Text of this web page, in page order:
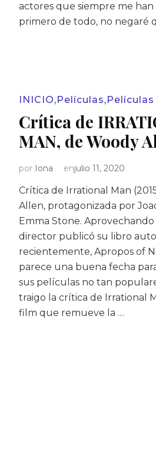
actores que siempre me han
primero de todo, no negaré
INICIO, Películas,
Crítica de
MAN, de Woody
por Iona enjulio 11, 2020
Crítica de Irrational Man
Allen, protagonizada por
Emma Stone. Aprovechando
director publicó su libro
recientemente, Apropos of
parece una buena fecha
sus películas no tan
traigo la crítica de Irrational
film que remueve la …